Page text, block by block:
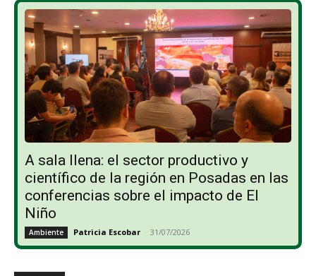
A sala llena: el sector productivo y
científico de la región en Posadas en las
conferencias sobre el impacto de El
Niño
Ambiente Patricia Escobar - 31/07/2026